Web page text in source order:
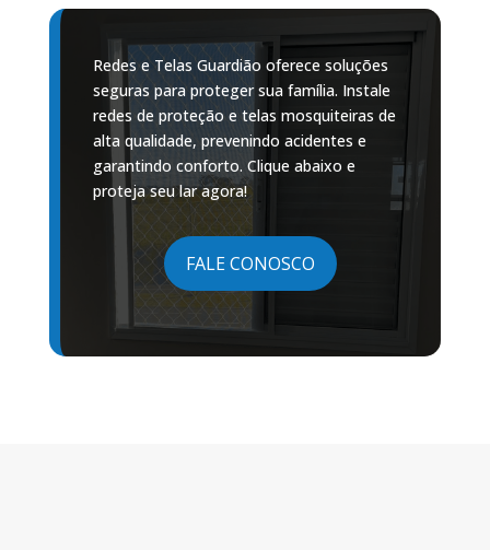
Redes e Telas Guardião oferece soluções
seguras para proteger sua família. Instale
redes de proteção e telas mosquiteiras de
alta qualidade, prevenindo acidentes e
garantindo conforto. Clique abaixo e
proteja seu lar agora!
FALE CONOSCO